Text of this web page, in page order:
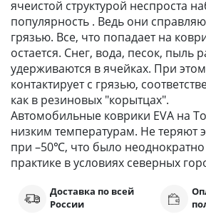
ячеистой структурой неспроста
популярность . Ведь они
грязью. Все, что попадает на
остается. Снег, вода, песок, пыль
удерживаются в ячейках. При
контактирует с грязью,
как в резиновых "корытцах".
Автомобильные коврики EVA на
низким температурам. Не теряют
при –50℃, что было
практике в условиях северных
Доставка по всей
России